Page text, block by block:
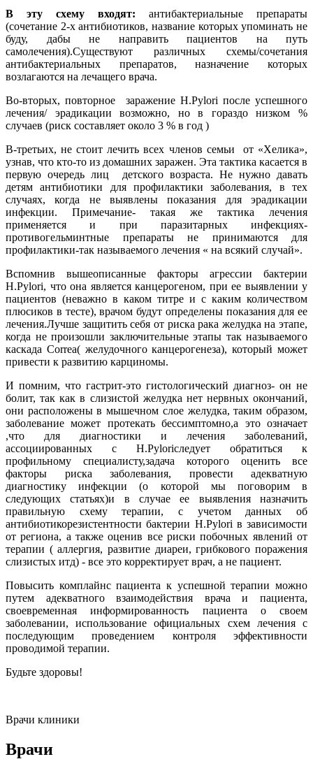
В эту схему входят: антибактериальные препараты
(сочетание 2-х антибиотиков, название которых упоминать не
буду, дабы не направить пациентов на путь
самолечения).Существуют различных схемы/сочетания
антибактериальных препаратов, назначение которых
возлагаются на лечащего врача.
Во-вторых, повторное заражение H.Pylori после успешного
лечения/ эрадикации возможно, но в гораздо низком %
случаев (риск составляет около 3 % в год )
В-третьих, не стоит лечить всех членов семьи от «Хелика»,
узнав, что кто-то из домашних заражен. Эта тактика касается в
первую очередь лиц детского возраста. Не нужно давать
детям антибиотики для профилактики заболевания, в тех
случаях, когда не выявлены показания для эрадикации
инфекции. Примечание- такая же тактика лечения
применяется и при паразитарных инфекциях-
противогельминтные препараты не принимаются для
профилактики-так называемого лечения « на всякий случай».
Вспомнив вышеописанные факторы агрессии бактерии
H.Pylori, что она является канцерогеном, при ее выявлении у
пациентов (неважно в каком титре и с каким количеством
плюсиков в тесте), врачом будут определены показания для ее
лечения.Лучше защитить себя от риска рака желудка на этапе,
когда не произошли заключительные этапы так называемого
каскада Correa( желудочного канцерогенеза), который может
привести к развитию карциномы.
И помним, что гастрит-это гистологический диагноз- он не
болит, так как в слизистой желудка нет нервных окончаний,
они расположены в мышечном слое желудка, таким образом,
заболевание может протекать бессимптомно,а это означает
,что для диагностики и лечения заболеваний,
ассоциированных с H.Pyloriследует обратиться к
профильному специалисту,задача которого оценить все
факторы риска заболевания, провести адекватную
диагностику инфекции (о которой мы поговорим в
следующих статьях)и в случае ее выявления назначить
правильную схему терапии, с учетом данных об
антибиотикорезистентности бактерии H.Pylori в зависимости
от региона, а также оценив все риски побочных явлений от
терапии ( аллергия, развитие диареи, грибкового поражения
слизистых итд) - все это корректирует врач, а не пациент.
Повысить комплайнс пациента к успешной терапии можно
путем адекватного взаимодействия врача и пациента,
своевременная информированность пациента о своем
заболевании, использование официальных схем лечения с
последующим проведением контроля эффективности
проводимой терапии.
Будьте здоровы!
Врачи клиники
Врачи